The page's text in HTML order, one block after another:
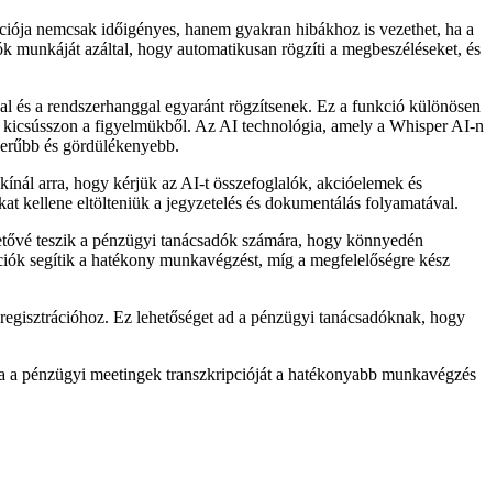
nemcsak időigényes, hanem gyakran hibákhoz is vezethet, ha a
azáltal, hogy automatikusan rögzíti a megbeszéléseket, és
a rendszerhanggal egyaránt rögzítsenek. Ez a funkció különösen
a figyelmükből. Az AI technológia, amely a Whisper AI-n
és gördülékenyebb.
arra, hogy kérjük az AI-t összefoglalók, akcióelemek és
kellene eltölteniük a jegyzetelés és dokumentálás folyamatával.
teszik a pénzügyi tanácsadók számára, hogy könnyedén
segítik a hatékony munkavégzést, míg a megfelelőségre kész
Ez lehetőséget ad a pénzügyi tanácsadóknak, hogy
pénzügyi meetingek transzkripcióját a hatékonyabb munkavégzés